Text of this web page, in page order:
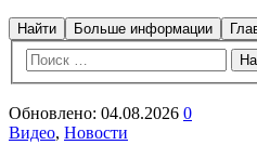
Найти Больше информации
Обновлено: 04.08.2026 0
Видео, Новости